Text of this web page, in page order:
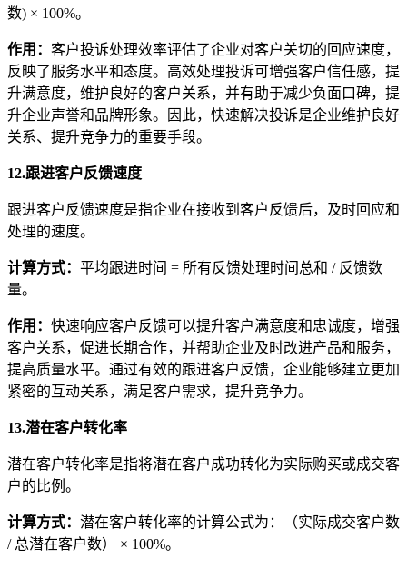
数) × 100%。
作用 ： 客户投诉处理效率评估了企业对客户关切的回应速度，
反映了服务水平和态度。高效处理投诉可增强客户信任感，提
升满意度，维护良好的客户关系，并有助于减少负面口碑，提
升企业声誉和品牌形象。因此，快速解决投诉是企业维护良好
关系、提升竞争力的重要手段。
12.跟进客户反馈速度
跟进客户反馈速度是指企业在接收到客户反馈后，及时回应和
处理的速度。
计算方式： 平均跟进时间 = 所有反馈处理时间总和 / 反馈数
量。
作用 ： 快速响应客户反馈可以提升客户满意度和忠诚度，增强
客户关系，促进长期合作，并帮助企业及时改进产品和服务，
提高质量水平。通过有效的跟进客户反馈，企业能够建立更加
紧密的互动关系，满足客户需求，提升竞争力。
13.潜在客户转化率
潜在客户转化率是指将潜在客户成功转化为实际购买或成交客
户的比例。
计算方式： 潜在客户转化率的计算公式为：（实际成交客户数
/ 总潜在客户数） × 100%。